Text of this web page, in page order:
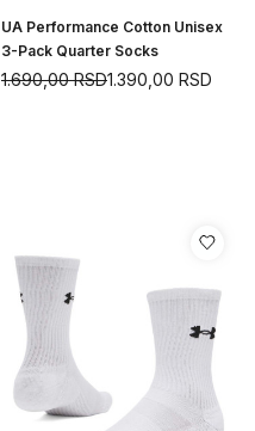
UA Performance Cotton Unisex
3-Pack Quarter Socks
1.390,00 RSD
1.690,00RSD